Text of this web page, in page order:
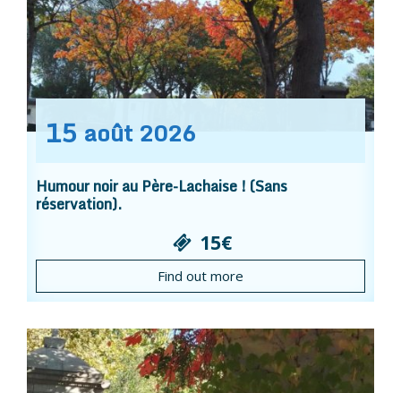
15 août 2026
Humour noir au Père-Lachaise ! (Sans
réservation).
15€
Find out more